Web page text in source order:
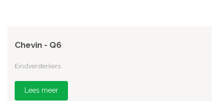
Chevin - Q6
Eindversterkers
Lees meer